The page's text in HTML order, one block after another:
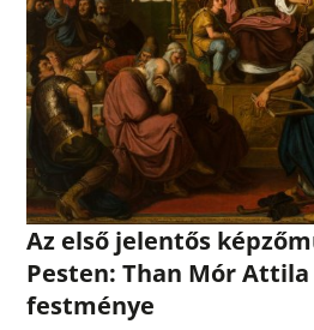
Az első jelentős
Pesten: Than Mór
festménye